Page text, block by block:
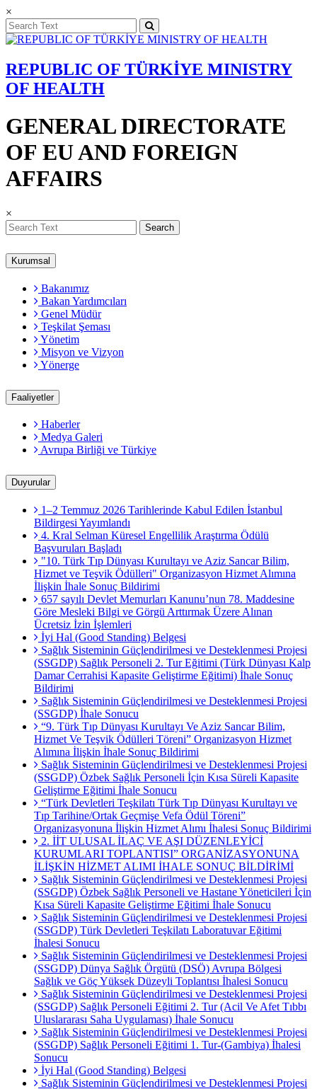
×
REPUBLIC OF TÜRKİYE MINISTRY
OF HEALTH
GENERAL DIRECTORATE
OF EU AND FOREIGN
AFFAIRS
×
Search
Kurumsal
Bakanımız
Bakan Yardımcıları
Genel Müdür
Teşkilat Şeması
Yönetim
Misyon ve Vizyon
Yönerge
Faaliyetler
Haberler
Medya Galeri
Avrupa Birliği ve Türkiye
Duyurular
1–2 Temmuz 2026 Tarihlerinde Kabul Edilen İstanbul
Bildirgesi Yayımlandı
4. Kral Selman Küresel Engellilik Araştırma Ödülü
Başvuruları Başladı
"10. Türk Tıp Dünyası Kurultayı ve Aziz Sancar Bilim,
Hizmet ve Teşvik Ödülleri" Organizasyon Hizmet Alımına
İlişkin İhale Sonuç Bildirimi
657 sayılı Devlet Memurları Kanunu’nun 78. Maddesine
Göre Mesleki Bilgi ve Görgü Arttırmak Üzere Alınan
Ücretsiz İzin İşlemleri
İyi Hal (Good Standing) Belgesi
Sağlık Sisteminin Güçlendirilmesi ve Desteklenmesi Projesi
(SSGDP) Sağlık Personeli 2. Tur Eğitimi (Türk Dünyası Kalp
Damar Cerrahisi Kapasite Geliştirme Eğitimi) İhale Sonuç
Bildirimi
Sağlık Sisteminin Güçlendirilmesi ve Desteklenmesi Projesi
(SSGDP) İhale Sonucu
“9. Türk Tıp Dünyası Kurultayı Ve Aziz Sancar Bilim,
Hizmet Ve Teşvik Ödülleri Töreni” Organizasyon Hizmet
Alımına İlişkin İhale Sonuç Bildirimi
Sağlık Sisteminin Güçlendirilmesi ve Desteklenmesi Projesi
(SSGDP) Özbek Sağlık Personeli İçin Kısa Süreli Kapasite
Geliştirme Eğitimi İhale Sonucu
“Türk Devletleri Teşkilatı Türk Tıp Dünyası Kurultayı ve
Tıp Tarihine/Ortak Geçmişe Vefa Ödül Töreni”
Organizasyonuna İlişkin Hizmet Alımı İhalesi Sonuç Bildirimi
2. İİT ULUSAL İLAÇ VE AŞI DÜZENLEYİCİ
KURUMLARI TOPLANTISI” ORGANİZASYONUNA
İLİŞKİN HİZMET ALIMI İHALE SONUÇ BİLDİRİMİ
Sağlık Sisteminin Güçlendirilmesi ve Desteklenmesi Projesi
(SSGDP) Özbek Sağlık Personeli ve Hastane Yöneticileri İçin
Kısa Süreli Kapasite Geliştirme Eğitimi İhale Sonucu
Sağlık Sisteminin Güçlendirilmesi ve Desteklenmesi Projesi
(SSGDP) Türk Devletleri Teşkilatı Laboratuvar Eğitimi
İhalesi Sonucu
Sağlık Sisteminin Güçlendirilmesi ve Desteklenmesi Projesi
(SSGDP) Dünya Sağlık Örgütü (DSÖ) Avrupa Bölgesi
Sağlık ve Göç Yüksek Düzeyli Toplantısı İhalesi Sonucu
Sağlık Sisteminin Güçlendirilmesi ve Desteklenmesi Projesi
(SSGDP) Sağlık Personeli Eğitimi 2. Tur (Acil Ve Afet Tıbbı
Uluslararası Saha Uygulaması) İhale Sonucu
Sağlık Sisteminin Güçlendirilmesi ve Desteklenmesi Projesi
(SSGDP) Sağlık Personeli Eğitimi 1. Tur-(Gambiya) İhalesi
Sonucu
İyi Hal (Good Standing) Belgesi
Sağlık Sisteminin Güçlendirilmesi ve Desteklenmesi Projesi